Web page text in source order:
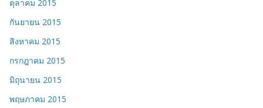
ตุลาคม 2015
กันยายน 2015
สิงหาคม 2015
กรกฎาคม 2015
มิถุนายน 2015
พฤษภาคม 2015